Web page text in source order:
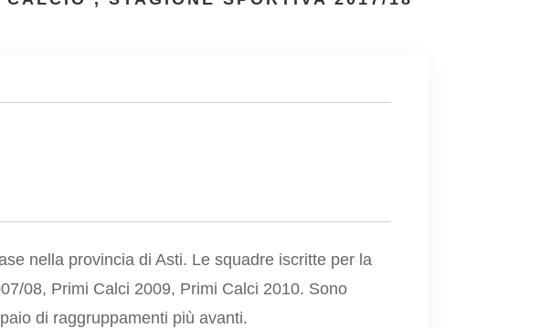
nella provincia di Asti. Le squadre iscritte per la
08, Primi Calci 2009, Primi Calci 2010. Sono
di raggruppamenti più avanti.